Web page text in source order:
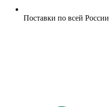
Поставки по всей России